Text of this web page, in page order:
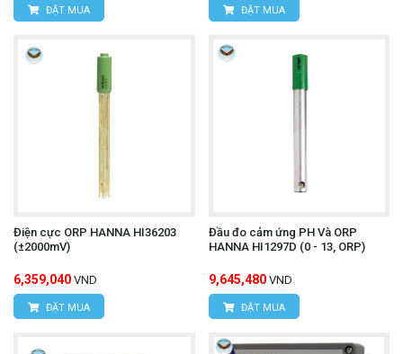
ĐẶT MUA ĐẶT MUA
Điện cực ORP HANNA HI36203
(±2000mV)
6,359,040 VND
ĐẶT MUA
Đầu đo cảm ứng PH Và ORP
HANNA HI1297D (0 - 13, ORP)
9,645,480 VND
ĐẶT MUA